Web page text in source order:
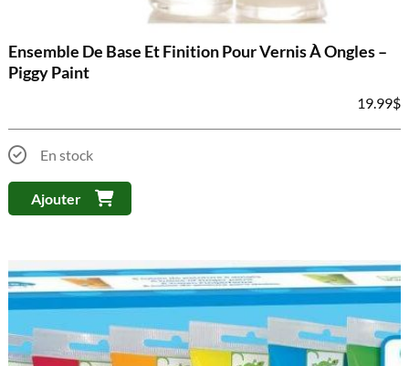
Ensemble De Base Et Finition Pour Vernis À Ongles –
Piggy Paint
19.99$
En stock
Ajouter